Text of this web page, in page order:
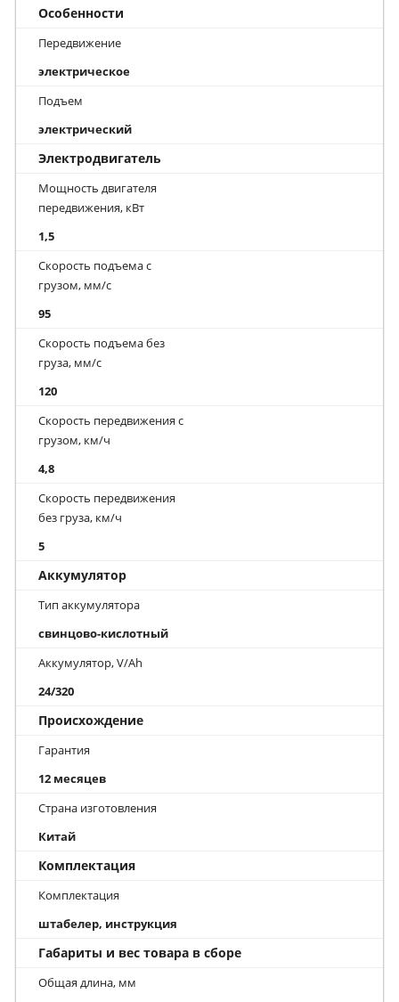
Особенности
Передвижение
электрическое
Подъем
электрический
Электродвигатель
Мощность двигателя
передвижения, кВт
1,5
Скорость подъема с
грузом, мм/с
95
Скорость подъема без
груза, мм/с
120
Скорость передвижения с
грузом, км/ч
4,8
Скорость передвижения
без груза, км/ч
5
Аккумулятор
Тип аккумулятора
свинцово-кислотный
Аккумулятор, V/Ah
24/320
Происхождение
Гарантия
12 месяцев
Страна изготовления
Китай
Комплектация
Комплектация
штабелер, инструкция
Габариты и вес товара в сборе
Общая длина, мм